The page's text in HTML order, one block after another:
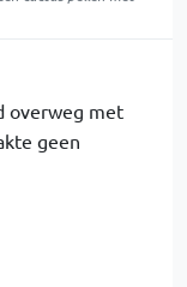
overweg met
geen